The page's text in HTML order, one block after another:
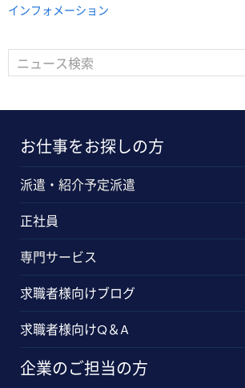
インフォメーション
お仕事をお探しの方
派遣・紹介予定派遣
正社員
専門サービス
求職者様向けブログ
求職者様向けQ＆A
企業のご担当の方